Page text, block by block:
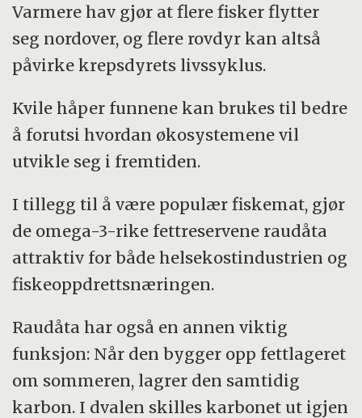
Varmere hav gjør at flere fisker flytter
seg nordover, og flere rovdyr kan altså
påvirke krepsdyrets livssyklus.
Kvile håper funnene kan brukes til bedre
å forutsi hvordan økosystemene vil
utvikle seg i fremtiden.
I tillegg til å være populær fiskemat, gjør
de omega-3-rike fettreservene raudåta
attraktiv for både helsekostindustrien og
fiskeoppdrettsnæringen.
Raudåta har også en annen viktig
funksjon: Når den bygger opp fettlageret
om sommeren, lagrer den samtidig
karbon. I dvalen skilles karbonet ut igjen